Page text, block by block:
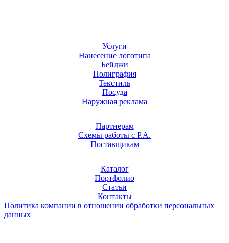
Услуги
Нанесение логотипа
Бейджи
Полиграфия
Текстиль
Посуда
Наружная реклама
Партнерам
Схемы работы с Р.А.
Поставщикам
Каталог
Портфолио
Статьи
Контакты
Политика компании в отношении обработки персональных
данных